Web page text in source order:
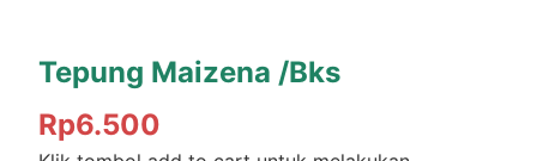
Tepung Maizena /Bks
Rp6.500